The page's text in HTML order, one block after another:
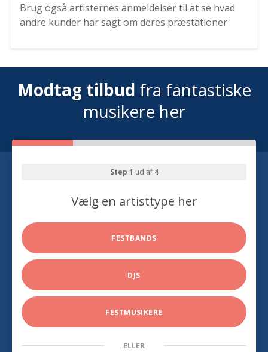
Brug også artisternes anmeldelser til at se hvad
andre kunder har sagt om deres præstationer
Modtag tilbud fra fantastiske
musikere her
Step 1 ud af 4
Vælg en artisttype her
FESTBANDS
DJS
FESTMUSIKERE
ELLER